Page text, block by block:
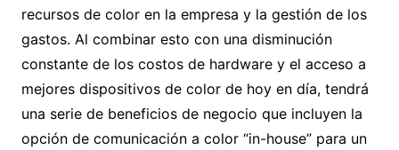
recursos de color en la empresa y la gestión de los
gastos. Al combinar esto con una disminución
constante de los costos de hardware y el acceso a
mejores dispositivos de color de hoy en día, tendrá
una serie de beneficios de negocio que incluyen la
opción de comunicación a color “in-house” para un